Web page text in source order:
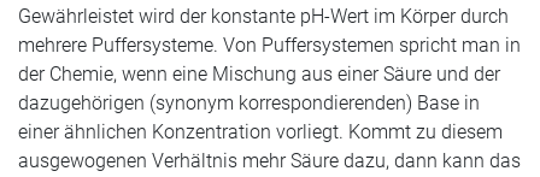
Gewährleistet wird der konstante pH-Wert im Körper durch
mehrere Puffersysteme. Von Puffersystemen spricht man in
der Chemie, wenn eine Mischung aus einer Säure und der
dazugehörigen (synonym korrespondierenden) Base in
einer ähnlichen Konzentration vorliegt. Kommt zu diesem
ausgewogenen Verhältnis mehr Säure dazu, dann kann das